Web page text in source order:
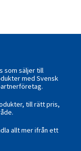
som säljer till
med Svensk
till rätt pris,
allt mer ifrån ett